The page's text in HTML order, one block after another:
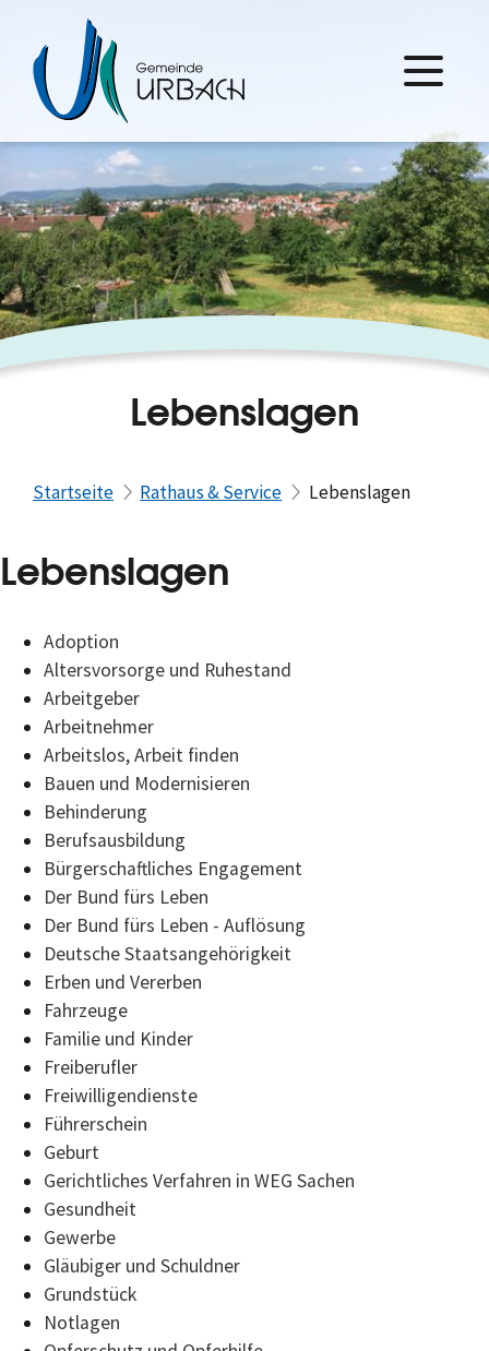
Lebenslagen
Startseite Rathaus & Service Lebenslagen
Lebenslagen
Adoption
Altersvorsorge und Ruhestand
Arbeitgeber
Arbeitnehmer
Arbeitslos, Arbeit finden
Bauen und Modernisieren
Behinderung
Berufsausbildung
Bürgerschaftliches Engagement
Der Bund fürs Leben
Der Bund fürs Leben - Auflösung
Deutsche Staatsangehörigkeit
Erben und Vererben
Fahrzeuge
Familie und Kinder
Freiberufler
Freiwilligendienste
Führerschein
Geburt
Gerichtliches Verfahren in WEG Sachen
Gesundheit
Gewerbe
Gläubiger und Schuldner
Grundstück
Notlagen